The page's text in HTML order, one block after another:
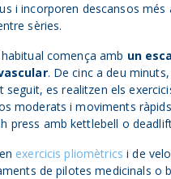
i incorporen descansos més
sèries.
comença amb un
. De cinc a deu
seguit, es realitzen els
moderats i moviments
press amb kettlebell o
exercicis pliomètrics i de
de pilotes medicinals o